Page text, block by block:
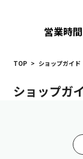
営業時間
TOP > ショップガイド
ショップガ